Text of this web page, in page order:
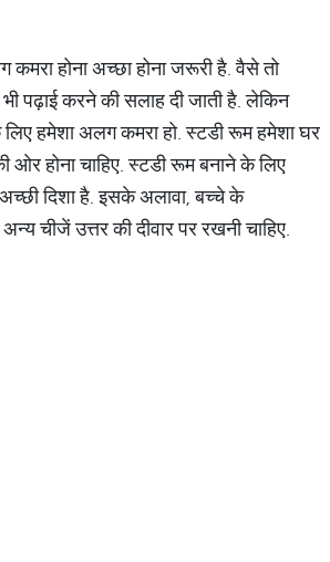
होना अच्छा होना जरूरी है. वैसे तो
पढ़ाई करने की सलाह दी जाती है. लेकिन
हमेशा अलग कमरा हो. स्टडी रूम हमेशा घर
ओर होना चाहिए. स्टडी रूम बनाने के लिए
दिशा है. इसके अलावा, बच्चे के
चीजें उत्तर की दीवार पर रखनी चाहिए.